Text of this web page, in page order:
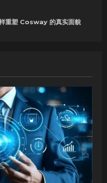
重塑 Cosway 的真实面貌